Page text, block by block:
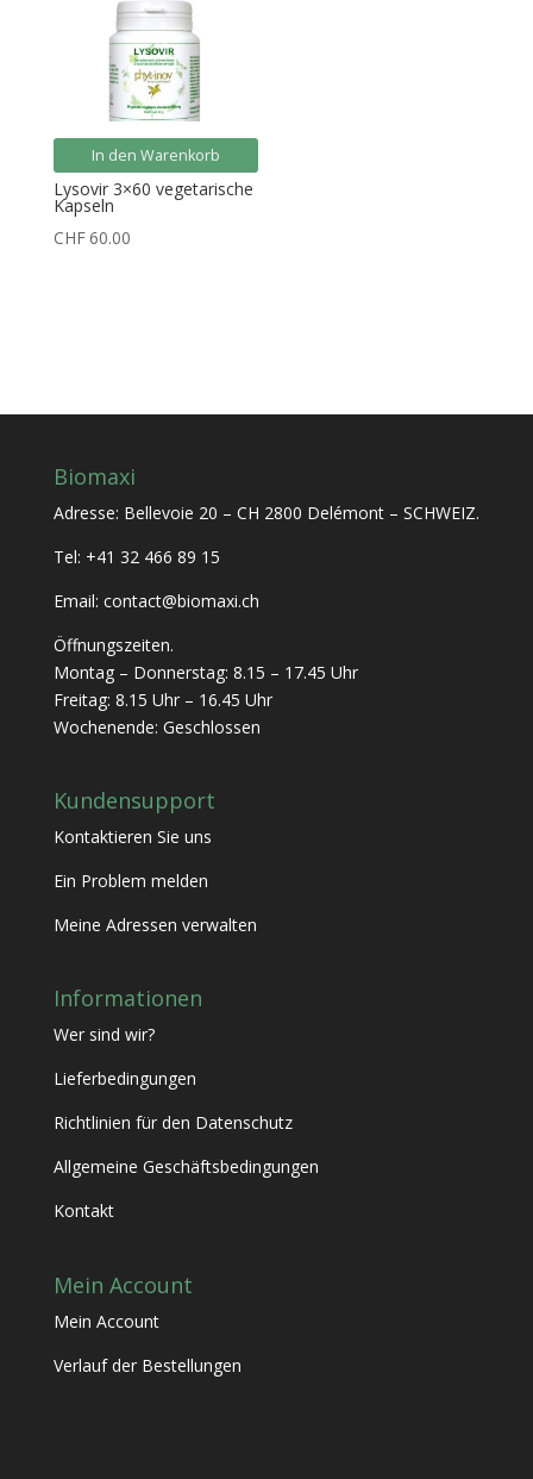
In den Warenkorb
Lysovir 3×60 vegetarische
Kapseln
CHF60.00
Biomaxi
Adresse: Bellevoie 20 – CH 2800 Delémont – SCHWEIZ.
Tel: +41 32 466 89 15
Email: contact@biomaxi.ch
Öffnungszeiten.
Montag – Donnerstag: 8.15 – 17.45 Uhr
Freitag: 8.15 Uhr – 16.45 Uhr
Wochenende: Geschlossen
Kundensupport
Kontaktieren Sie uns
Ein Problem melden
Meine Adressen verwalten
Informationen
Wer sind wir?
Lieferbedingungen
Richtlinien für den Datenschutz
Allgemeine Geschäftsbedingungen
Kontakt
Mein Account
Mein Account
Verlauf der Bestellungen